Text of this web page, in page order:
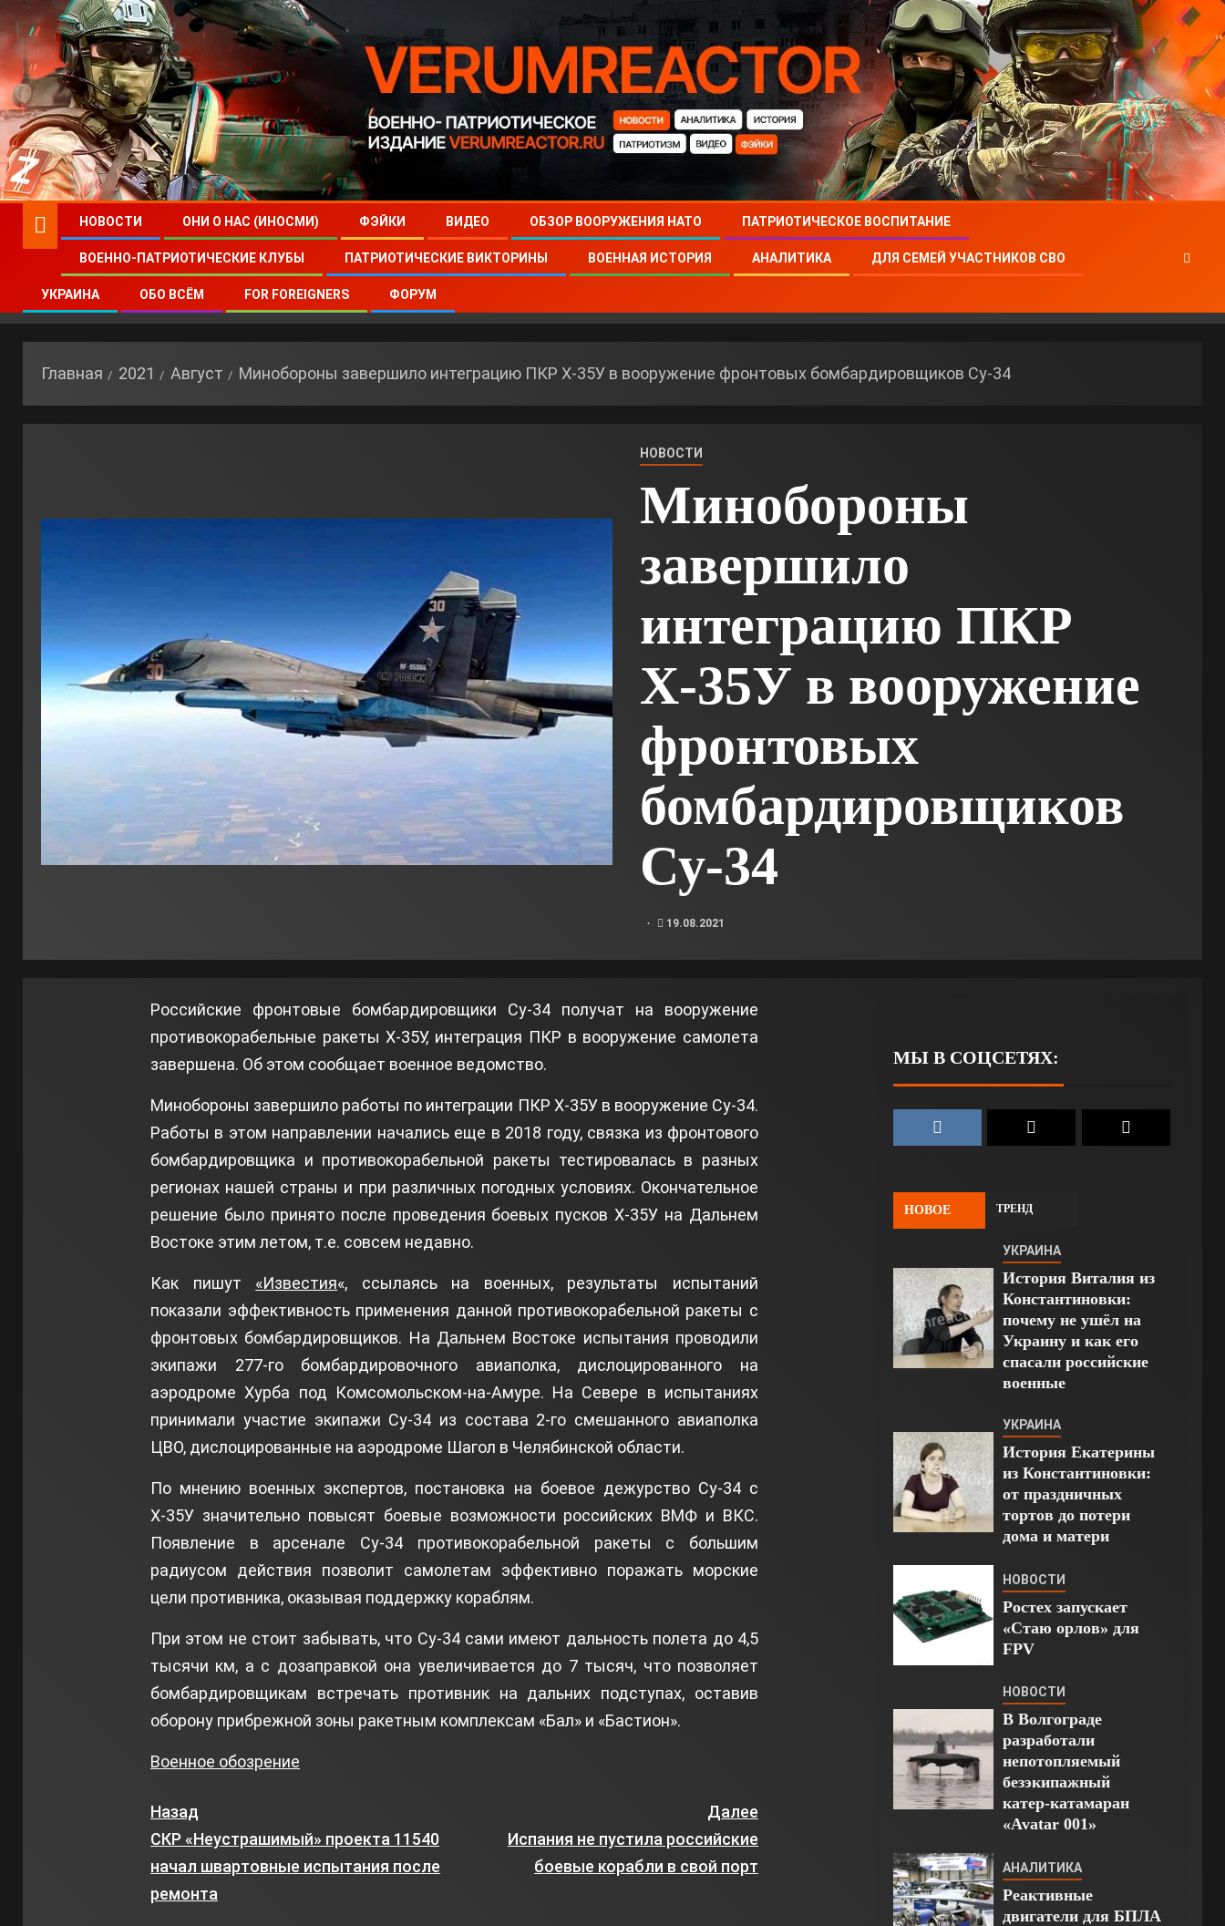
НОВОСТИ ОНИ О НАС (ИНОСМИ) ФЭЙКИ ВИДЕО ОБЗОР ВООРУЖЕНИЯ НАТО ПАТРИОТИЧЕСКОЕ ВОСПИТАНИЕ
ВОЕННО-ПАТРИОТИЧЕСКИЕ КЛУБЫ ПАТРИОТИЧЕСКИЕ ВИКТОРИНЫ ВОЕННАЯ ИСТОРИЯ АНАЛИТИКА ДЛЯ СЕМЕЙ УЧАСТНИКОВ СВО
УКРАИНА ОБО ВСЁМ FOR FOREIGNERS ФОРУМ
Главная 2021 Август Минобороны завершило интеграцию ПКР Х-35У в вооружение фронтовых бомбардировщиков Су-34
НОВОСТИ
Минобороны
завершило
интеграцию ПКР
Х-35У в вооружение
фронтовых
бомбардировщиков
Су-34
19.08.2021
Российские фронтовые бомбардировщики Су-34 получат на вооружение
противокорабельные ракеты Х-35У, интеграция ПКР в вооружение самолета
завершена. Об этом сообщает военное ведомство.
Минобороны завершило работы по интеграции ПКР Х-35У в вооружение Су-34.
Работы в этом направлении начались еще в 2018 году, связка из фронтового
бомбардировщика и противокорабельной ракеты тестировалась в разных
регионах нашей страны и при различных погодных условиях. Окончательное
решение было принято после проведения боевых пусков Х-35У на Дальнем
Востоке этим летом, т.е. совсем недавно.
Как пишут «Известия«, ссылаясь на военных, результаты испытаний
показали эффективность применения данной противокорабельной ракеты с
фронтовых бомбардировщиков. На Дальнем Востоке испытания проводили
экипажи 277-го бомбардировочного авиаполка, дислоцированного на
аэродроме Хурба под Комсомольском-на-Амуре. На Севере в испытаниях
принимали участие экипажи Су-34 из состава 2-го смешанного авиаполка
ЦВО, дислоцированные на аэродроме Шагол в Челябинской области.
По мнению военных экспертов, постановка на боевое дежурство Су-34 с
Х-35У значительно повысят боевые возможности российских ВМФ и ВКС.
Появление в арсенале Су-34 противокорабельной ракеты с большим
радиусом действия позволит самолетам эффективно поражать морские
цели противника, оказывая поддержку кораблям.
При этом не стоит забывать, что Су-34 сами имеют дальность полета до 4,5
тысячи км, а с дозаправкой она увеличивается до 7 тысяч, что позволяет
бомбардировщикам встречать противник на дальних подступах, оставив
оборону прибрежной зоны ракетным комплексам «Бал» и «Бастион».
Военное обозрение
Назад
СКР «Неустрашимый» проекта 11540
начал швартовные испытания после
ремонта
Далее
Испания не пустила российские
боевые корабли в свой порт
МЫ В СОЦСЕТЯХ:
НОВОЕ ТРЕНД
УКРАИНА
История Виталия из
Константиновки:
почему не ушёл на
Украину и как его
спасали российские
военные
УКРАИНА
История Екатерины
из Константиновки:
от праздничных
тортов до потери
дома и матери
НОВОСТИ
Ростех запускает
«Стаю орлов» для
FPV
НОВОСТИ
В Волгограде
разработали
непотопляемый
безэкипажный
катер-катамаран
«Avatar 001»
АНАЛИТИКА
Реактивные
двигатели для БПЛА